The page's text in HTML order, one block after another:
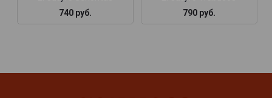
740 руб.
790 руб.